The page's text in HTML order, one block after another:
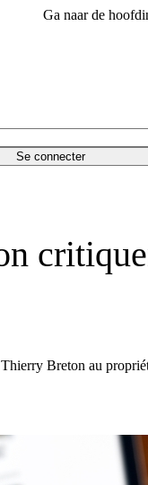
Ga naar de
Se connecter
Breton au